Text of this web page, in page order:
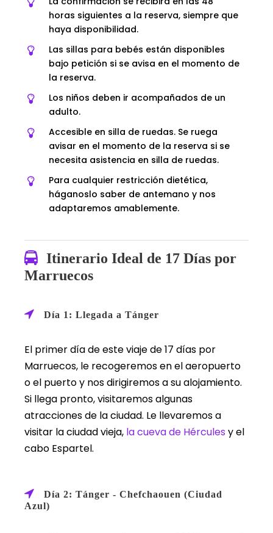
horas siguientes a la reserva, siempre que
haya disponibilidad.
Las sillas para bebés están disponibles
bajo petición si se avisa en el momento de
la reserva.
Los niños deben ir acompañados de un
adulto.
Accesible en silla de ruedas. Se ruega
avisar en el momento de la reserva si se
necesita asistencia en silla de ruedas.
Para cualquier restricción dietética,
háganoslo saber de antemano y nos
adaptaremos amablemente.
Itinerario Ideal de 17 Días por
Marruecos
Día 1: Llegada a Tánger
El primer día de este viaje de 17 días por
Marruecos, le recogeremos en el aeropuerto
o el puerto y nos dirigiremos a su alojamiento.
Si llega pronto, visitaremos algunas
atracciones de la ciudad. Le llevaremos a
visitar la ciudad vieja, la cueva de Hércules y el
cabo Espartel.
Día 2: Tánger - Chefchaouen (Ciudad
Azul)